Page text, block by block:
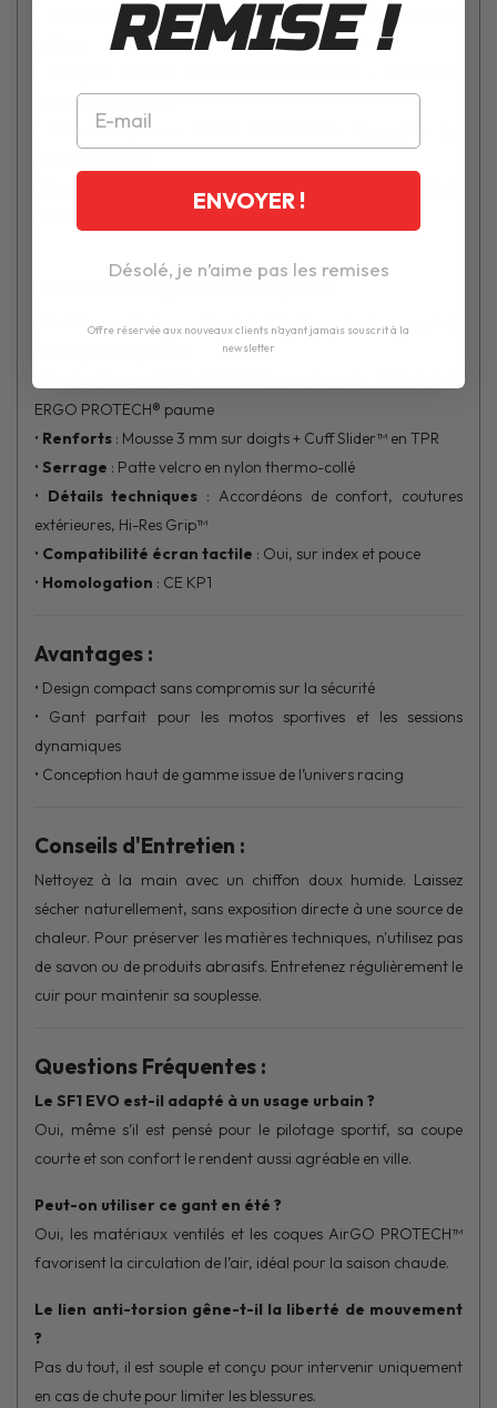
Paume en cuir de chèvre: Souplesse et précision au
avancée et aération
Slider de paume ERGO PROTECH®
Lien anti-torsion FIVE : Limite les blessures entre les doigts
Matière extérieure
: Syntech Skin™ pour le dessus, cuir de
ERGO PROTECH® paume
• Renforts : Mousse 3 mm sur doigts + Cuff Slider™ en TPR
• Serrage : Patte velcro en nylon thermo-collé
• Détails techniques : Accordéons de confort, coutures
extérieures, Hi-Res Grip™
• Compatibilité écran tactile : Oui, sur index et pouce
• Homologation : CE KP1
Avantages :
• Design compact sans compromis sur la sécurité
• Gant parfait pour les motos sportives et les sessions
dynamiques
• Conception haut de gamme issue de l’univers racing
Conseils d'Entretien :
Nettoyez à la main avec un chiffon doux humide. Laissez
sécher naturellement, sans exposition directe à une source de
chaleur. Pour préserver les matières techniques, n'utilisez pas
de savon ou de produits abrasifs. Entretenez régulièrement le
cuir pour maintenir sa souplesse.
Questions Fréquentes :
Le SF1 EVO est-il adapté à un usage urbain ?
Oui, même s’il est pensé pour le pilotage sportif, sa coupe
courte et son confort le rendent aussi agréable en ville.
Peut-on utiliser ce gant en été ?
Oui, les matériaux ventilés et les coques AirGO PROTECH™
favorisent la circulation de l’air, idéal pour la saison chaude.
Le lien anti-torsion gêne-t-il la liberté de mouvement
?
Pas du tout, il est souple et conçu pour intervenir uniquement
en cas de chute pour limiter les blessures.
REMISE !
ENVOYER !
Désolé, je n’aime pas les remises
Offre réservée aux nouveaux clients n'ayant jamais souscrit à la
newsletter